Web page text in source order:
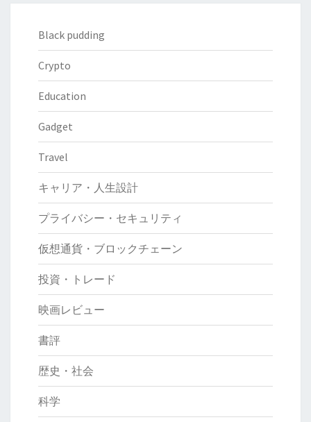
Black pudding
Crypto
Education
Gadget
Travel
キャリア・人生設計
プライバシー・セキュリティ
仮想通貨・ブロックチェーン
投資・トレード
映画レビュー
書評
歴史・社会
科学